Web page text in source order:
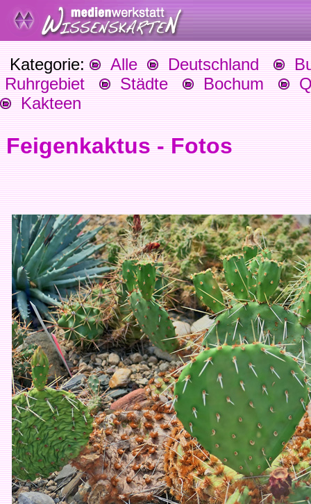
Kategorie: Alle Deutschland
Ruhrgebiet
Städte Bochum
Kakteen
Feigenkaktus - Fotos